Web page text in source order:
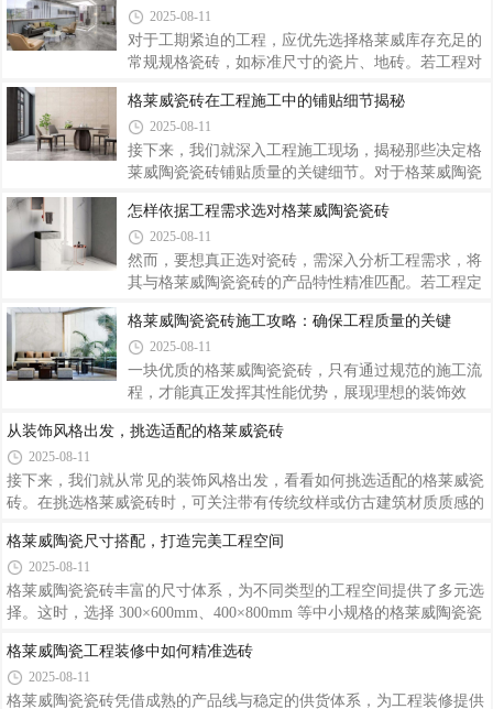
格莱威陶瓷的哑光瓷砖便是理想之选。对于博物馆、
美术馆等对光线控制要求极高的场所，为避免展品受
光线反射影响，可选择格莱威的超低光泽度瓷砖。工
据。
格莱威瓷砖尺寸与工程装修成本的关联及控制
2025-08-11
供了多样选择，但如何在满足设计需求的同时，合理
控制成本？格莱威瓷砖尺寸与工程装修成本的关联错
综复杂，涉及材料、施工、损耗等多个方面。
怎样依据工程需求选对格莱威陶瓷瓷砖
2025-08-11
常规规格瓷砖，如标准尺寸的瓷片、地砖。若工程对
瓷砖规格、花色有特殊要求，需提前与格莱威沟通生
产周期。选对格莱威瓷砖，需全方位剖析工程需求，
并将其与产品特性深度融合。
格莱威瓷砖在工程施工中的铺贴细节揭秘
2025-08-11
莱威陶瓷瓷砖铺贴质量的关键细节。对于格莱威陶瓷
瓷砖，无论是墙面还是地面铺贴，基层都必须满足平
整、坚实、干净的要求。格莱威陶瓷瓷砖的留缝宽度
要根据瓷砖规格、铺贴环境等因素确定。格莱威陶瓷
节都不容忽视。
怎样依据工程需求选对格莱威陶瓷瓷砖
2025-08-11
其与格莱威陶瓷瓷砖的产品特性精准匹配。若工程定
砖。格莱威陶瓷瓷砖覆盖高中低不同价位段，能满足
各类工程的预算需求。工程需求是选对格莱威陶瓷瓷
2025-08-11
程，才能真正发挥其性能优势，展现理想的装饰效
瓷砖的型号、规格、颜色是否与订单一致，随机抽取
多片瓷砖进行尺寸测量，确保误差在允许范围内。格
护的每一个环节严格把控。
2025-08-11
选适配的格莱威瓷砖。在挑选格莱威瓷砖时，可关注
格出发挑选格莱威瓷砖，需要深入理解每种风格的特